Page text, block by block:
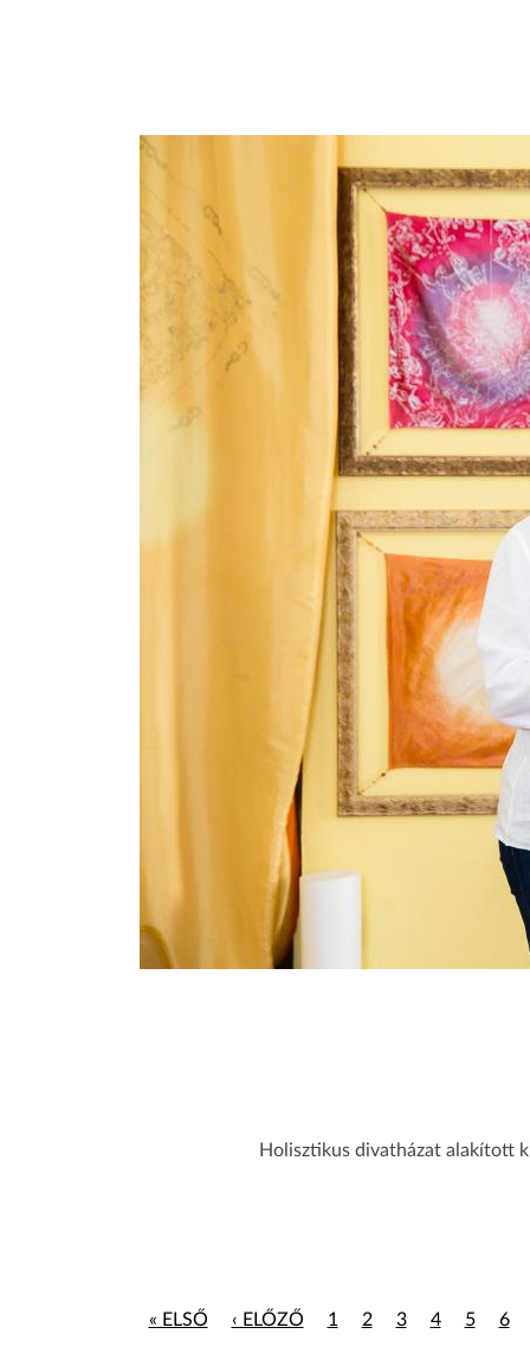
Holisztikus divatházat alakított
« ELSŐ ‹ ELŐZŐ 1 2 3 4 5 6